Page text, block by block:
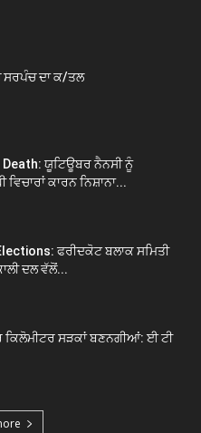
ਸਰਪੰਚ ਦਾ ਕ/ਤਲ
Death: ਯੂਟਿਊਬਰ ਨੈਨਸੀ ਨੂੰ
ਵਿਚਾਰਾਂ ਕਾਰਨ ਨਿਸ਼ਾਨਾ...
ਫਰੀਦਕੋਟ ਬਲਾਕ ਸਮਿਤੀ
ਦਲ ਵੱਲੋਂ...
ਕਿਲੋਮੀਟਰ ਸੜਕਾਂ ਬਣਨਗੀਆਂ: ਈ ਟੀ